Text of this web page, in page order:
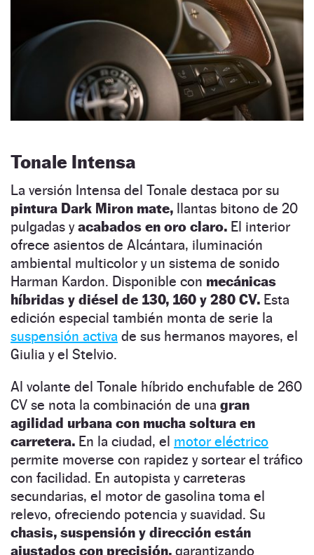
Tonale Intensa
La versión Intensa del Tonale destaca por su
pintura Dark Miron mate, llantas bitono de 20
pulgadas yacabados en oro claro. El interior
ofrece asientos de Alcántara, iluminación
ambiental multicolor y un sistema de sonido
Harman Kardon. Disponible con mecánicas
híbridas y diésel de 130, 160 y 280 CV. Esta
edición especial también monta de serie la
suspensión activa de sus hermanos mayores, el
Giulia y el Stelvio.
Al volante del Tonale híbrido enchufable de 260
CV se nota la combinación de una gran
agilidad urbana con mucha soltura en
carretera. En la ciudad, el motor eléctrico
permite moverse con rapidez y sortear el tráfico
con facilidad. En autopista y carreteras
secundarias, el motor de gasolina toma el
relevo, ofreciendo potencia y suavidad. Su
chasis, suspensión y dirección están
ajustados con precisión, garantizando